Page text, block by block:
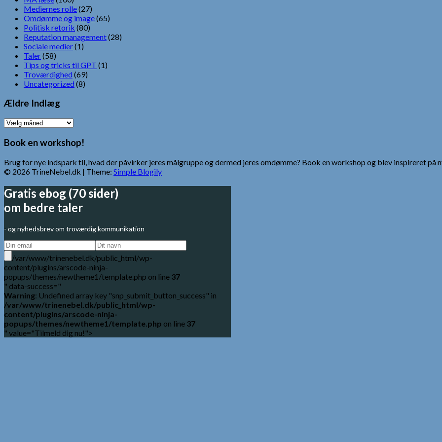
Mediernes rolle(27)
Omdømme og image(65)
Politisk retorik (80)
Reputation management(28)
Sociale medier(1)
Taler(58)
Tips og tricks til GPT (1)
Troværdighed (69)
Uncategorized (8)
Ældre Indlæg
Ældre
Book en workshop!
Brug for nye indspark til, hvad der påvirker jeres målgruppe og dermed jeres omdømme? Book en workshop og blev inspireret på
© 2026 TrineNebel.dk | Theme: Simple Blogily
Gratis ebog (70 sider)
om bedre taler
- og nyhedsbrev om troværdig kommunikation
/var/www/trinenebel.dk/public_html/wp-
content/plugins/arscode-ninja-
popups/themes/newtheme1/template.php on line 37
" data-success="
Warning: Undefined array key "snp_submit_button_success" in
/var/www/trinenebel.dk/public_html/wp-
content/plugins/arscode-ninja-
popups/themes/newtheme1/template.php on line 37
" value="Tilmeld dig nu!">